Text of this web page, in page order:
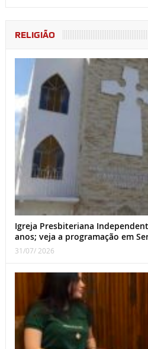
RELIGIÃO
Igreja Presbiteriana
anos; veja a programação em
31/07/ 2026